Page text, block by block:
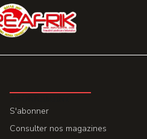
S'abonner
Consulter nos magazines